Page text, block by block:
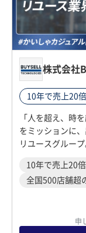
株式会社
10年で売上20
「人を超え、時
をミッションに
リユースグルー
10年で売上20
全国500店舗超
申